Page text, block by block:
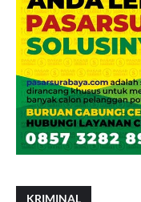
KRIMINAL